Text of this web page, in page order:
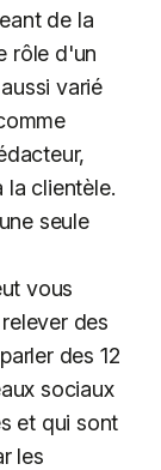
de la
rôle d'un
varié
la clientèle.
seule
vous
des
des 12
sociaux
et qui sont
les